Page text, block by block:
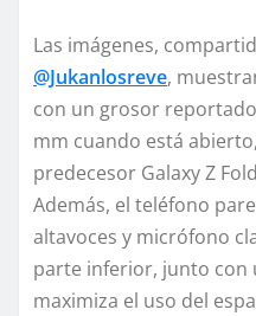
Las imágenes,
@Jukanlosreve,
con un grosor
mm cuando está
predecesor Galaxy Z
Además, el teléfono
altavoces y micrófono
parte inferior, junto con
maximiza el uso del